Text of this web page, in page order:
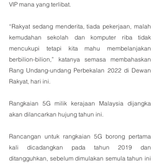
VIP mana yang terlibat.
“Rakyat sedang menderita, tiada pekerjaan, malah
kemudahan sekolah dan komputer riba tidak
mencukupi tetapi kita mahu membelanjakan
berbilion-bilion,” katanya semasa membahaskan
Rang Undang-undang Perbekalan 2022 di Dewan
Rakyat, hari ini.
Rangkaian 5G milik kerajaan Malaysia dijangka
akan dilancarkan hujung tahun ini.
Rancangan untuk rangkaian 5G borong pertama
kali dicadangkan pada tahun 2019 dan
ditangguhkan, sebelum dimulakan semula tahun ini